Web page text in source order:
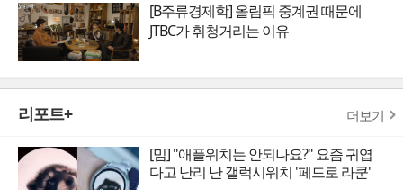
[B주류경제학] 올림픽 중계권 때문에
JTBC가 휘청거리는 이유
리포트+ 더보기
[밈] "애플워치는 안되나요?" 요즘 귀엽
다고 난리 난 갤럭시워치 '페드로 라쿤'